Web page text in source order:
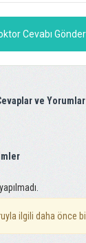
Cevabı Gönder
ve Yorumlar
ilgili daha önce